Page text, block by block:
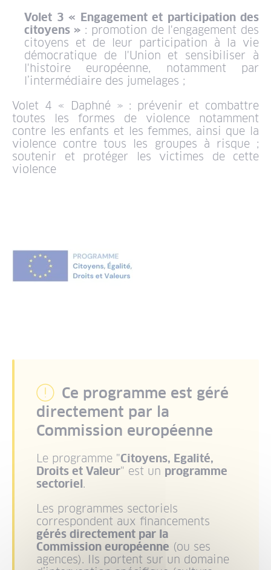
Volet 3 « Engagement et participation des
citoyens » : promotion de l'engagement des
citoyens et de leur participation à la vie
démocratique de l'Union et sensibiliser à
l'histoire européenne, notamment par
l’intermédiaire des jumelages ;
Volet 4 « Daphné » : prévenir et combattre
toutes les formes de violence notamment
contre les enfants et les femmes, ainsi que la
violence contre tous les groupes à risque ;
soutenir et protéger les victimes de cette
violence
Ce programme est géré
directement par la
Commission européenne
Le programme "Citoyens, Egalité,
Droits et Valeur" est un programme
sectoriel.
Les programmes sectoriels
correspondent aux financements
gérés directement par la
Commission européenne (ou ses
agences). Ils portent sur un domaine